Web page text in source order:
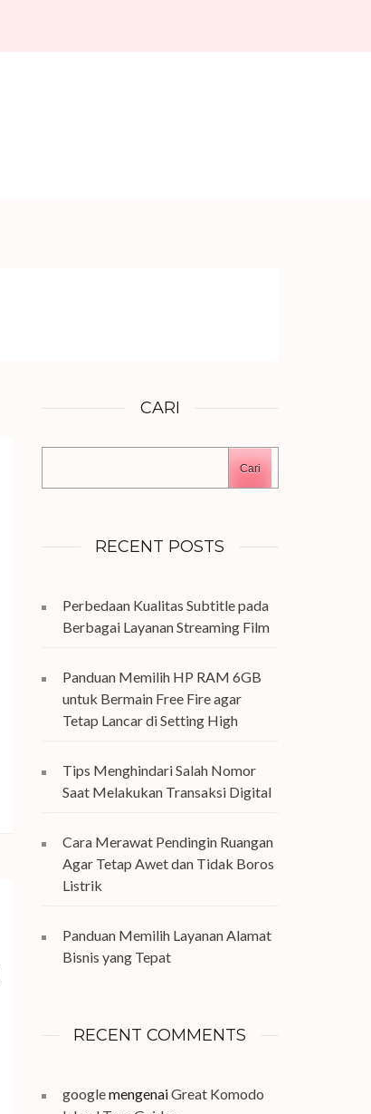
CARI
Cari
RECENT POSTS
Perbedaan Kualitas Subtitle pada
Berbagai Layanan Streaming Film
Panduan Memilih HP RAM 6GB
untuk Bermain Free Fire agar
Tetap Lancar di Setting High
Tips Menghindari Salah Nomor
Saat Melakukan Transaksi Digital
Cara Merawat Pendingin Ruangan
Agar Tetap Awet dan Tidak Boros
Listrik
Panduan Memilih Layanan Alamat
Bisnis yang Tepat
RECENT COMMENTS
googlemengenaiGreat Komodo